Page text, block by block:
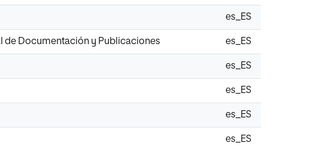
es_ES
de Documentación y Publicaciones es_ES
es_ES
es_ES
es_ES
es_ES